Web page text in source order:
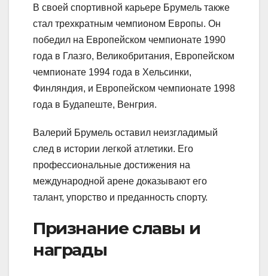
В своей спортивной карьере Брумель также
стал трехкратным чемпионом Европы. Он
победил на Европейском чемпионате 1990
года в Глазго, Великобритания, Европейском
чемпионате 1994 года в Хельсинки,
Финляндия, и Европейском чемпионате 1998
года в Будапеште, Венгрия.
Валерий Брумель оставил неизгладимый
след в истории легкой атлетики. Его
профессиональные достижения на
международной арене доказывают его
талант, упорство и преданность спорту.
Признание славы и
награды